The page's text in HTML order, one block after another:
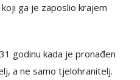
ga je zaposlio krajem
godinu kada je pronađen
a ne samo tjelohranitelj.